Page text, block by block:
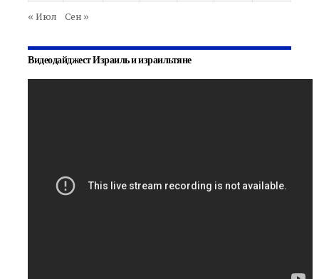
« Июл Сен »
Видеодайджест Израиль и израильтяне